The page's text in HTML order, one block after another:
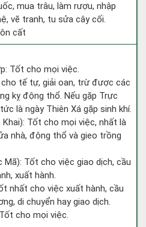
mua trâu, làm rượu, nhập
vẽ tranh, tu sửa cây cối.
cất
Tốt cho mọi việc.
tế tự, giải oan, trừ được các
kỵ động thổ. Nếu gặp Trực
là ngày Thiên Xá gặp sinh khí.
Khai): Tốt cho mọi việc, nhất là
nhà, động thổ và gieo trồng
Mã): Tốt cho việc giao dịch, cầu
xuất hành.
nhất cho việc xuất hành, cầu
di chuyển hay giao dịch.
cho mọi việc.